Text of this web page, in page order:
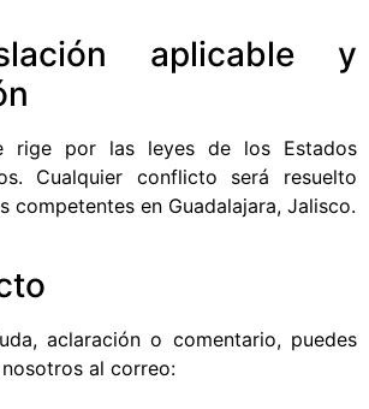
aplicable y
rige por las leyes de los Estados
Cualquier conflicto será resuelto
competentes en Guadalajara, Jalisco.
aclaración o comentario, puedes
al correo: